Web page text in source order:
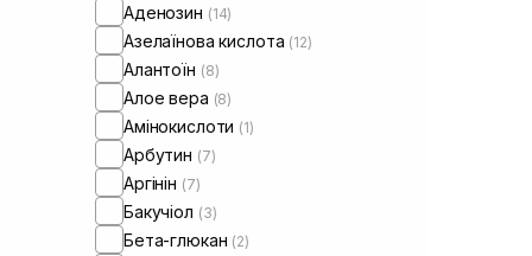
Зволожуючі сироватки для
обличчя (+1)
Сироватки для масажу обличчя
Аденозин (14)
Азелаїнова кислота (12)
Алантоїн (8)
Алое вера (8)
Амінокислоти (1)
Арбутин (7)
Аргінін (7)
Бакучіол (3)
Бета-глюкан (2)